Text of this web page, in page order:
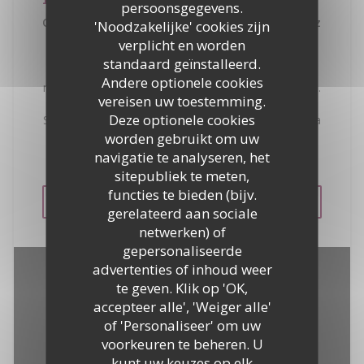
persoonsgegevens.
'Noodzakelijke' cookies zijn
verplicht en worden
standaard geïnstalleerd.
Andere optionele cookies
vereisen uw toestemming.
Deze optionele cookies
worden gebruikt om uw
navigatie te analyseren, het
sitepubliek te meten,
functies te bieden (bijv.
gerelateerd aan sociale
netwerken) of
gepersonaliseerde
advertenties of inhoud weer
te geven. Klik op 'OK,
accepteer alle', 'Weiger alle'
of 'Personaliseer' om uw
voorkeuren te beheren. U
Quartier de la Bouillabaisse - 83990 Saint Tropez
In de Golf van Saint-Tropez, krijgt een van de beste
uitzicht op het dorp van Saint-Tropez en duik in de
turquoise wateren van de Middellandse Zee. De
meest luxe jachten in de wereld voor anker voor je ...
een ideale ligging aan de zee aan de ingang van
Saint-Tropez, La Bouillabaisse Beach biedt een scala
van de beste recepten voor zeevruchten. Eigen
parkeerplaats onze klanten.
ZIE DE WEBSIE